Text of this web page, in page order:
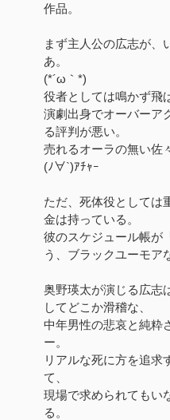
作品。
まず​主人公の広志が、
あ。
(*´ω｀*)
役者としては鳴かず飛
演劇出身でオーバーア
る評判が悪い。
売れるオーラの無い佐
(ﾉ∀`)ｱﾁｬｰ
ただ、死体役としては
金は持っている。
彼のスケジュール帳が
う、ブラックユーモア
奥野瑛太が演じる広志
してどこか滑稽な、
中年男性の悲哀と純粋
ー。
リアルな死に方を追求
て、
現場で求められてもい
る。